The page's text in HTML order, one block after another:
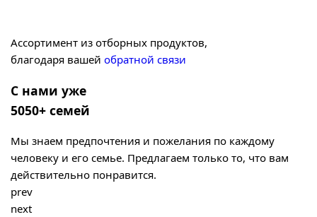
Ассортимент из отборных продуктов,
благодаря вашей обратной связи
С нами уже
5050+ семей
Мы знаем предпочтения и пожелания по каждому
человеку и его семье. Предлагаем только то, что вам
действительно понравится.
prev
next